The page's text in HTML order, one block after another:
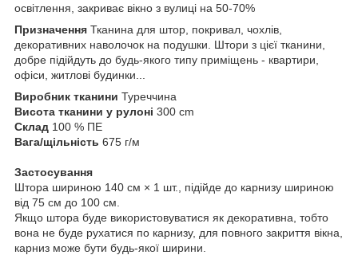
освітлення, закриває вікно з вулиці на 50-70%
Призначення Тканина для штор, покривал, чохлів,
декоративних наволочок на подушки. Штори з цієї тканини,
добре підійдуть до будь-якого типу приміщень - квартири,
офіси, житлові будинки...
Виробник тканини Туреччина
Висота тканини у рулоні 300 cm
Склад 100 % ПЕ
Вага/щільність 675 г/м
Застосування
Штора шириною 140 см × 1 шт., підійде до карнизу шириною
від 75 см до 100 см.
Якщо штора буде використовуватися як декоративна, тобто
вона не буде рухатися по карнизу, для повного закриття вікна,
карниз може бути будь-якої ширини.